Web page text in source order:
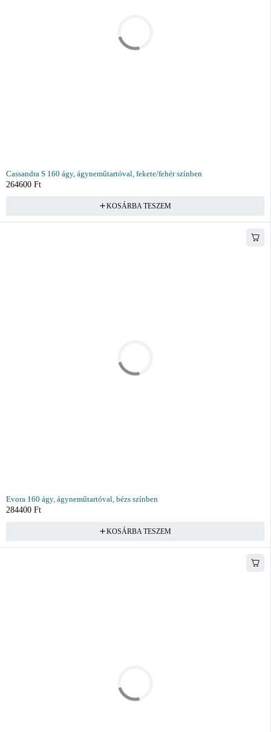
Cassandra S 160 ágy, ágyneműtartóval, fekete/fehér színben
264600 Ft
KOSÁRBA TESZEM
Evora 160 ágy, ágyneműtartóval, bézs színben
284400 Ft
KOSÁRBA TESZEM